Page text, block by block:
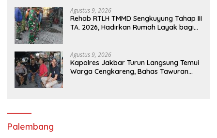
Agustus 9, 2026
Rehab RTLH TMMD Sengkuyung Tahap III
TA. 2026, Hadirkan Rumah Layak bagi
Agustus 9, 2026
Kapolres Jakbar Turun Langsung Temui
Warga Cengkareng, Bahas Tawuran
Palembang